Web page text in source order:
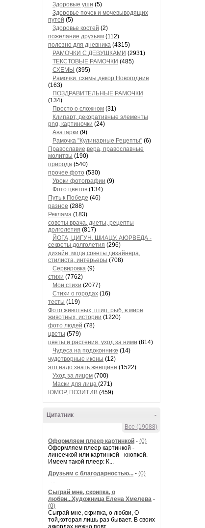
Здоровые уши (5)
Здоровье почек и мочевыводящих
путей (5)
Здоровье костей (2)
пожелание друзьям (112)
полезно для дневника (4315)
РАМОЧКИ С ДЕВУШКАМИ (2931)
ТЕКСТОВЫЕ РАМОЧКИ (485)
СХЕМЫ (395)
Рамочки, схемы,декор Новогодние
(163)
ПОЗДРАВИТЕЛЬНЫЕ РАМОЧКИ
(134)
Просто о сложном (31)
Клипарт, декоративные элементы
png, картиночки (24)
Аватарки (9)
Рамочка "Кулинарные Рецепты" (6)
Православие,вера, православные
молитвы (190)
природа (540)
прочее фото (530)
Уроки фотографии (9)
Фото цветов (134)
Путь к Победе (46)
разное (288)
Реклама (183)
советы врача, диеты, рецепты
долголетия (817)
ЙОГА, ЦИГУН, ШИАЦУ, АЮРВЕДА -
секреты долголетия (296)
дизайн, мода,советы дизайнера,
стилиста, интерьеры (708)
Сервировка (9)
стихи (7762)
Мои стихи (2077)
Стихи о городах (16)
тесты (119)
Фото животных, птиц, рыб, в мире
животных, истории (1220)
фото людей (78)
цветы (579)
цветы и растения, уход за ними (814)
Чудеса на подоконнике (14)
чудотворные иконы (12)
это надо знать женщине (1522)
Уход за лицом (700)
Маски для лица (271)
ЮМОР, ПОЗИТИВ (459)
-
Цитатник
Все (19088)
Оформляем плеер картинкой - (0)
Оформляем плеер картинкой -
линеечкой или картинкой - кнопкой.
Имеем такой плеер: К...
Друзьям с благодарностью... - (0)
...
Сыграй мне, скрипка, о
любви...Художница Елена Хмелева -
(0)
Сыграй мне, скрипка, о любви, О
той,которая лишь раз бывает. В своих
аккордах нежно повт...